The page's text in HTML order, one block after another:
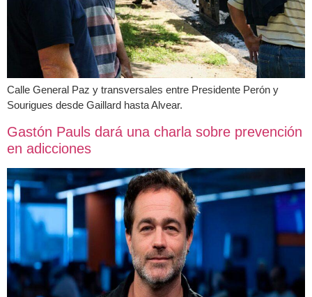
Calle General Paz y transversales entre Presidente Perón y
Sourigues desde Gaillard hasta Alvear.
Gastón Pauls dará una charla sobre prevención
en adicciones